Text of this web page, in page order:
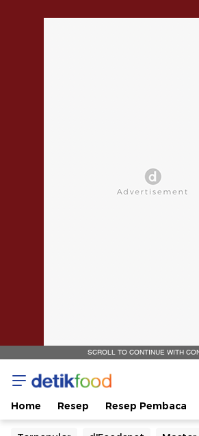
SCROLL TO CONTINUE WITH
Home Resep Resep Pembaca